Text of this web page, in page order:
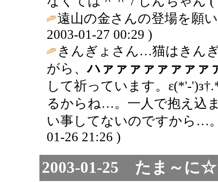
遠山の金さんの登場を願
2003-01-27 00:29 )
きんぎょさん…猫はきん
がら、ハァァァァァァァァ
して祈っています。ε(*'-
るからね…。一人で抱え込
い事してないのですから
01-26 21:26 )
2003-01-25 たま～に